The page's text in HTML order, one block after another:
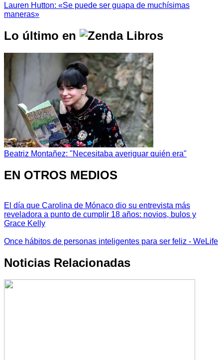
Lauren Hutton: «Se puede ser guapa de muchísimas
maneras»
Lo último en
Beatriz Montañez: "Necesitaba averiguar quién era"
EN OTROS MEDIOS
El día que Carolina de Mónaco dio su entrevista más
reveladora a punto de cumplir 18 años: novios, bulos y
Grace Kelly
Once hábitos de personas inteligentes para ser feliz - WeLife
Noticias Relacionadas